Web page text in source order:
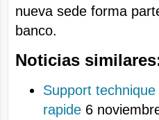
nueva sede forma
banco.
Noticias
Support
rapide 6